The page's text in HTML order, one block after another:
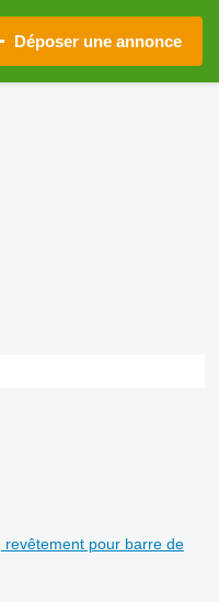
Déposer une annonce
revêtement pour barre de